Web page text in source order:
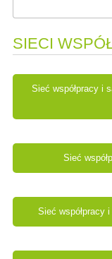
SIECI
Sieć współpracy i
Sieć
Sieć współpracy